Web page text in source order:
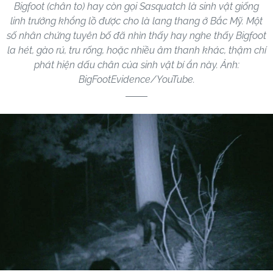
Bigfoot (chân to) hay còn gọi Sasquatch là sinh vật giống
linh trưởng khổng lồ được cho là lang thang ở Bắc Mỹ. Một
số nhân chứng tuyên bố đã nhìn thấy hay nghe thấy Bigfoot
la hét, gào rú, tru rống, hoặc nhiều âm thanh khác, thậm chí
phát hiện dấu chân của sinh vật bí ẩn này. Ảnh:
BigFootEvidence/YouTube.